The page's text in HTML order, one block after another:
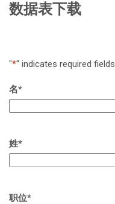
数据表下载
"*" indicates required fields
名*
姓*
职位*